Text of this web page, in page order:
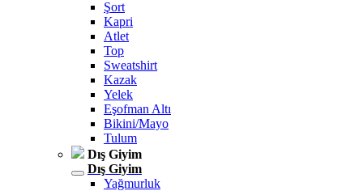
Şort
Kapri
Atlet
Top
Sweatshirt
Kazak
Yelek
Eşofman Altı
Bikini/Mayo
Tulum
Dış Giyim
Dış Giyim
Yağmurluk